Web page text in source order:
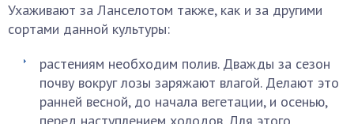
Ухаживают за Ланселотом также, как и за другими
сортами данной культуры:
растениям необходим полив. Дважды за сезон
почву вокруг лозы заряжают влагой. Делают это
ранней весной, до начала вегетации, и осенью,